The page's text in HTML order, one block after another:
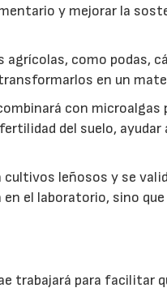
y mejorar la
agrícolas, como podas,
en un
con
del suelo,
leñosos y se
el laboratorio, sino
trabajará para facilitar